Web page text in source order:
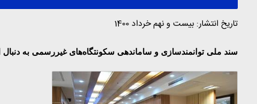
تاریخ انتشار: بیست و نهم خرداد 1400
سند ملی توانمندسازی و ساماندهی سکونتگاه‌های غیررسمی به